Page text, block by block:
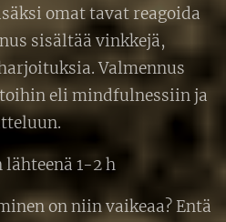
omat tavat reagoida
sisältää vinkkejä,
Valmennus
eli mindfulnessiin ja
1-2 h
on niin vaikeaa? Entä